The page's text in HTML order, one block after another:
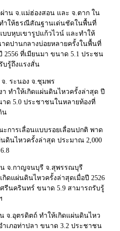
าน จ.แม่ฮ่องสอน และ จ.ตาก ใน
ทำให้ธรณีสัณฐานเด่นชัดในพื้นที่
บบหุบเขารูปแก้วไวน์ และทำให้
ดปานกลางบ่อยหลายครั้งในพื้นที่
2556 ที่เมียนมา ขนาด 5.1 ประชน
บรู้ถึงแรงสั่น
จ. ระนอง จ.ชุมพร
ทำให้เกิดแผ่นดินไหวครั้งล่าสุด ปี
ด 5.0 ประชาชนในหลายท้องที่
น
ะการเลื่อนแบบรอยเลื่อนปกติ พาด
ดินไหวครั้งล่าสุด ประมาณ 2,000
น จ.กาญจนบุรี จ.สุพรรณบุรี
ดแผ่นดินไหวครั้งล่าสุดเมื่อปี 2526
รีนครินทร์ ขนาด 5.9 สามารถรับรู้
จ.อุตรดิตถ์ ทำให้เกิดแผ่นดินไหว
ำเภอท่าปลา ขนาด 3.2 ประชาชน